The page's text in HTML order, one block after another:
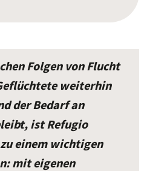
Folgen von Flucht
weiterhin
der Bedarf an
ist Refugio
einem wichtigen
mit eigenen